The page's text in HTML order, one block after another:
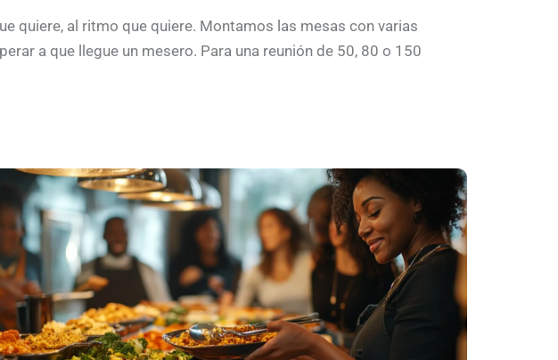
quiere, al ritmo que quiere. Montamos las mesas con varias
a que llegue un mesero. Para una reunión de 50, 80 o 150